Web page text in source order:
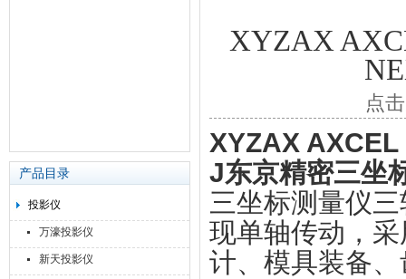
产品目录
投影仪
万濠投影仪
新天投影仪
XYZAX
点
XYZAX
J东京精密三坐
三坐标测量仪
现单轴传动，
计、模具装备